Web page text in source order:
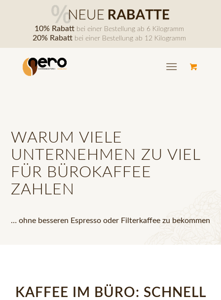
10% Rabatt bei einer Bestellung ab 6 Kilogramm
20% Rabatt bei einer Bestellung ab 12 Kilogramm
WARUM VIELE
UNTERNEHMEN ZU VIEL
FÜR BÜROKAFFEE
ZAHLEN
… ohne besseren Espresso oder Filterkaffee zu bekommen
KAFFEE IM BÜRO: SCHNELL